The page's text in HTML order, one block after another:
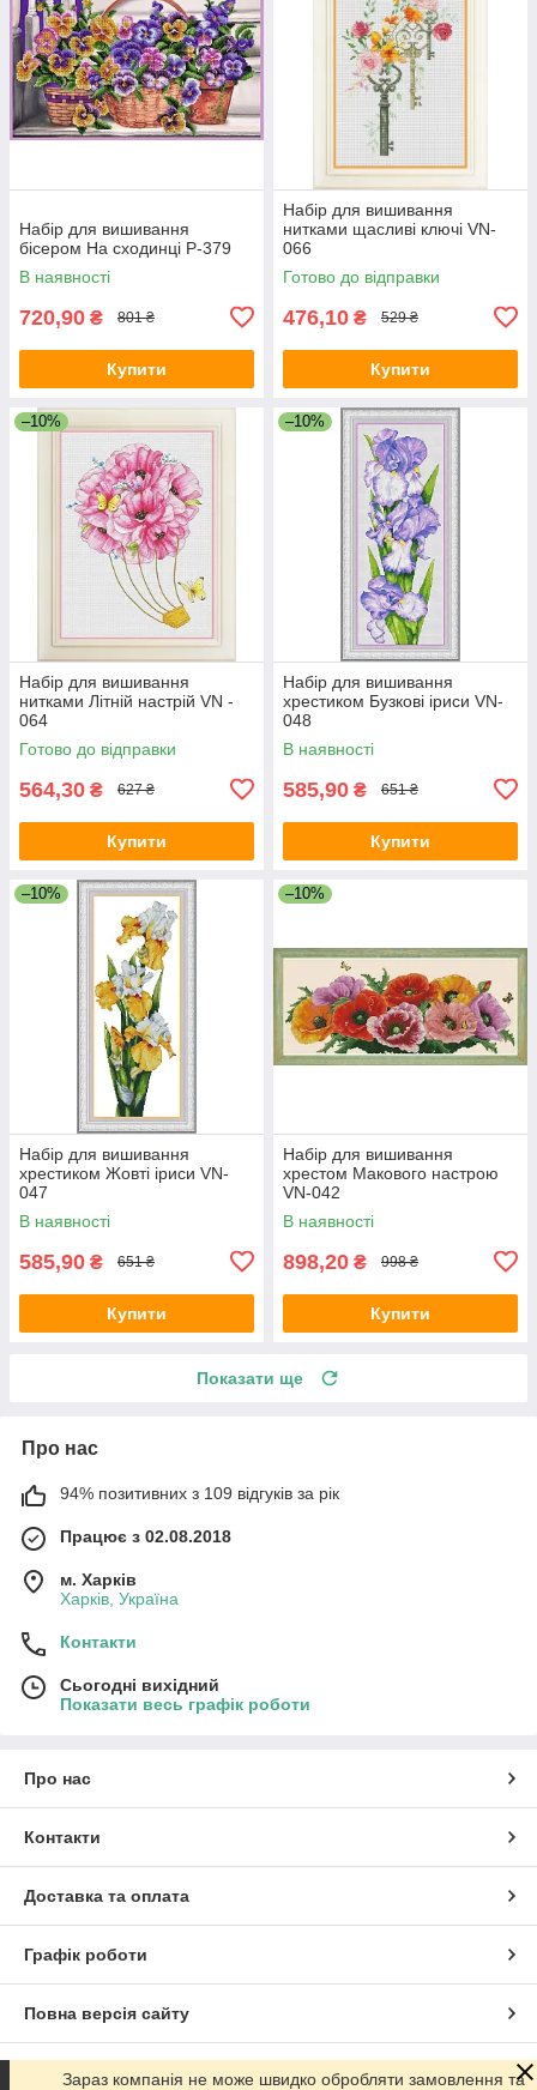
Набір для вишивання
бісером На сходинці Р-379
В наявності
720,90 ₴ 801 ₴
Купити
Набір для вишивання
нитками щасливі ключі VN-
066
Готово до відправки
476,10 ₴ 529 ₴
Купити
–10%
Набір для вишивання
нитками Літній настрій VN -
064
Готово до відправки
564,30 ₴ 627 ₴
Купити
–10%
Набір для вишивання
хрестиком Бузкові іриси VN-
048
В наявності
585,90 ₴ 651 ₴
Купити
–10%
Набір для вишивання
хрестиком Жовті іриси VN-
047
В наявності
585,90 ₴ 651 ₴
Купити
–10%
Набір для вишивання
хрестом Макового настрою
VN-042
В наявності
898,20 ₴ 998 ₴
Купити
Показати ще
Про нас
94% позитивних з 109 відгуків за рік
Працює з 02.08.2018
м. Харків
Харків, Україна
Контакти
Сьогодні вихідний
Показати весь графік роботи
Про нас
Контакти
Доставка та оплата
Графік роботи
Повна версія сайту
Сайт створено на маркетплейсі Prom.ua
Зараз компанія не може швидко обробляти замовлення та